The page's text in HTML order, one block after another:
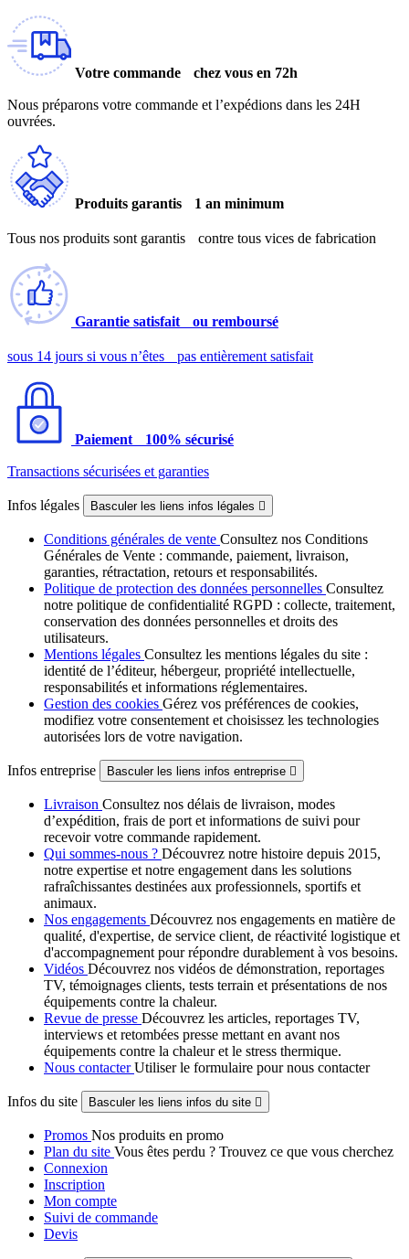
Votre commande chez vous en 72h
Nous préparons votre commande et l’expédions dans les 24H
ouvrées.
Produits garantis 1 an minimum
Tous nos produits sont garantis contre tous vices de fabrication
Garantie satisfait ou remboursé
sous 14 jours si vous n’êtes pas entièrement satisfait
Paiement 100% sécurisé
Transactions sécurisées et garanties
Infos légales Basculer les liens infos légales 
Conditions générales de vente Consultez nos Conditions
Générales de Vente : commande, paiement, livraison,
garanties, rétractation, retours et responsabilités.
Politique de protection des données personnelles Consultez
notre politique de confidentialité RGPD : collecte, traitement,
conservation des données personnelles et droits des
utilisateurs.
Mentions légales Consultez les mentions légales du site :
identité de l’éditeur, hébergeur, propriété intellectuelle,
responsabilités et informations réglementaires.
Gestion des cookies Gérez vos préférences de cookies,
modifiez votre consentement et choisissez les technologies
autorisées lors de votre navigation.
Infos entreprise Basculer les liens infos entreprise 
Livraison Consultez nos délais de livraison, modes
d’expédition, frais de port et informations de suivi pour
recevoir votre commande rapidement.
Qui sommes-nous ? Découvrez notre histoire depuis 2015,
notre expertise et notre engagement dans les solutions
rafraîchissantes destinées aux professionnels, sportifs et
animaux.
Nos engagements Découvrez nos engagements en matière de
qualité, d'expertise, de service client, de réactivité logistique et
d'accompagnement pour répondre durablement à vos besoins.
Vidéos Découvrez nos vidéos de démonstration, reportages
TV, témoignages clients, tests terrain et présentations de nos
équipements contre la chaleur.
Revue de presse Découvrez les articles, reportages TV,
interviews et retombées presse mettant en avant nos
équipements contre la chaleur et le stress thermique.
Nous contacterUtiliser le formulaire pour nous contacter
Infos du site Basculer les liens infos du site 
Promos Nos produits en promo
Plan du site Vous êtes perdu ? Trouvez ce que vous cherchez
Connexion
Inscription
Mon compte
Suivi de commande
Devis